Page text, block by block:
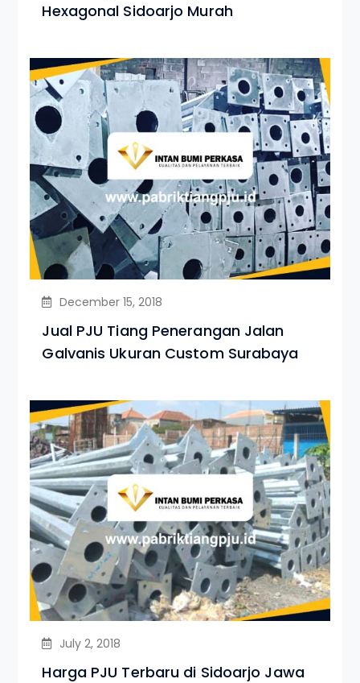
Hexagonal Sidoarjo Murah
December 15, 2018
Jual PJU Tiang Penerangan Jalan
Galvanis Ukuran Custom Surabaya
July 2, 2018
Harga PJU Terbaru di Sidoarjo Jawa